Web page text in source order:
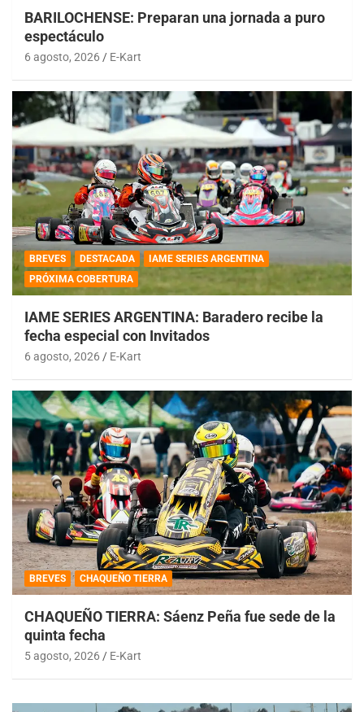
BARILOCHENSE: Preparan una jornada a puro
espectáculo
6 agosto, 2026 E-Kart
BREVES DESTACADA
IAME SERIES ARGENTINA
PRÓXIMA COBERTURA
IAME SERIES ARGENTINA: Baradero recibe la
fecha especial con Invitados
6 agosto, 2026 E-Kart
BREVES CHAQUEÑO TIERRA
CHAQUEÑO TIERRA: Sáenz Peña fue sede de la
quinta fecha
5 agosto, 2026 E-Kart